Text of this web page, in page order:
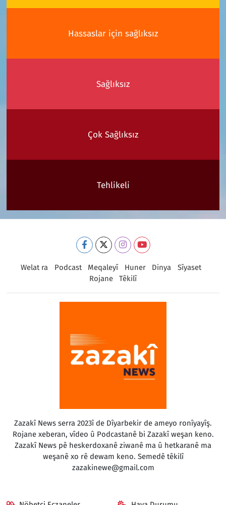
Hassaslar için sağlıksız
Sağlıksız
Çok Sağlıksız
Tehlikeli
Welat ra Podcast Meqaleyî Huner Dinya
Sîyaset
Rojane
Têkilî
Zazakî News serra 2023î de Dîyarbekir de ameyo ronîyayîş.
Rojane xeberan, vîdeo û Podcastanê bi Zazakî weşan keno.
Zazakî News pê heskerdoxanê ziwanê ma û hetkaranê ma
weşanê xo rê dewam keno. Semedê têkilî
zazakinewe@gmail.com